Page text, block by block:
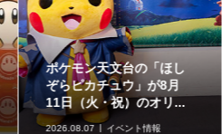
ポケモン天文台の「ほし
ぞらピカチュウ」が8月
11日（火・祝）のオリ...
2026.08.07 イベント情報